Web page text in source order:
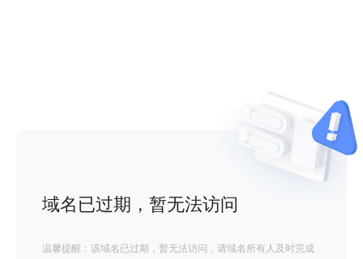
域名已过期，暂无法访问
温馨提醒：该域名已过期，暂无法访问，请域名所有人及时完成